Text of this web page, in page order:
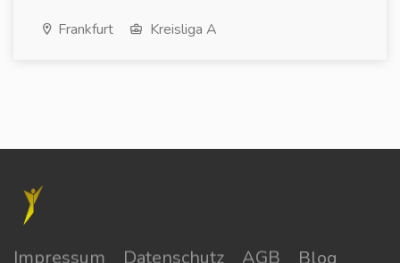
Frankfurt Kreisliga A
Impressum Datenschutz AGB Blog